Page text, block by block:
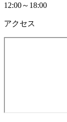
12:00～18:00
アクセス